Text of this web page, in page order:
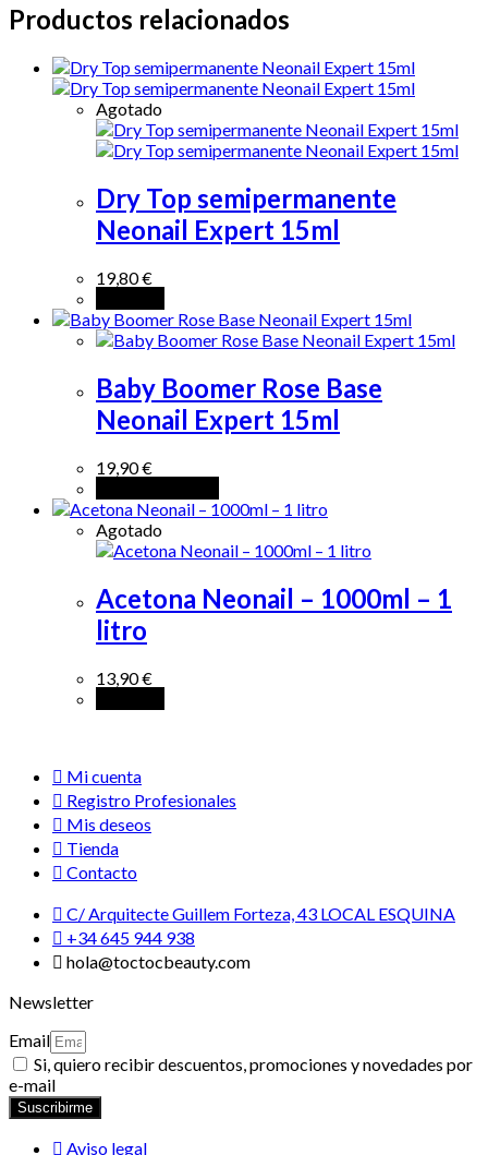
Productos relacionados
Agotado
Dry Top semipermanente
Neonail Expert 15ml
19,80€
Baby Boomer Rose Base
Neonail Expert 15ml
19,90€
Agotado
Acetona Neonail – 1000ml – 1
litro
13,90€
Mi cuenta
Registro Profesionales
Mis deseos
Tienda
Contacto
C/ Arquitecte Guillem Forteza, 43 LOCAL ESQUINA
+34 645 944 938
hola@toctocbeauty.com
Newsletter
Email
Si, quiero recibir descuentos, promociones y novedades por
e-mail
Suscribirme
Aviso legal